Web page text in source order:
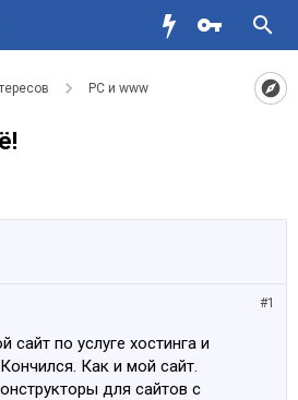
PC и www
#1
сайт по услуге хостинга и
Как и мой сайт.
для сайтов с